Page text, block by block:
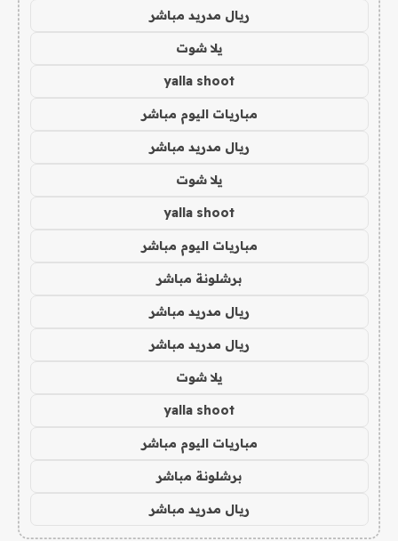
ريال مدريد مباشر
يلا شوت
yalla shoot
مباريات اليوم مباشر
ريال مدريد مباشر
يلا شوت
yalla shoot
مباريات اليوم مباشر
برشلونة مباشر
ريال مدريد مباشر
ريال مدريد مباشر
يلا شوت
yalla shoot
مباريات اليوم مباشر
برشلونة مباشر
ريال مدريد مباشر